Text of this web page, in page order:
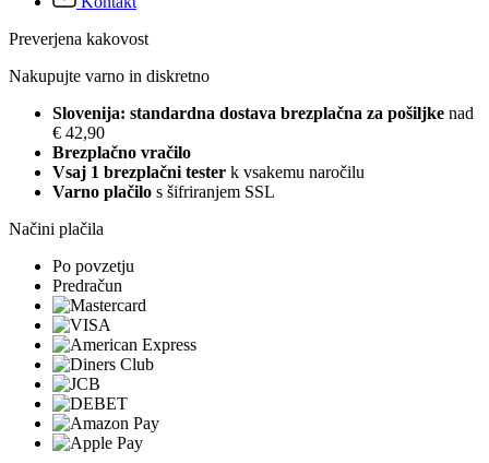
Preverjena kakovost
Nakupujte varno in diskretno
Slovenija: standardna dostava brezplačna za pošiljke nad
€ 42,90
Brezplačno vračilo
Vsaj 1 brezplačni tester k vsakemu naročilu
Varno plačilo s šifriranjem SSL
Načini plačila
Po povzetju
Predračun